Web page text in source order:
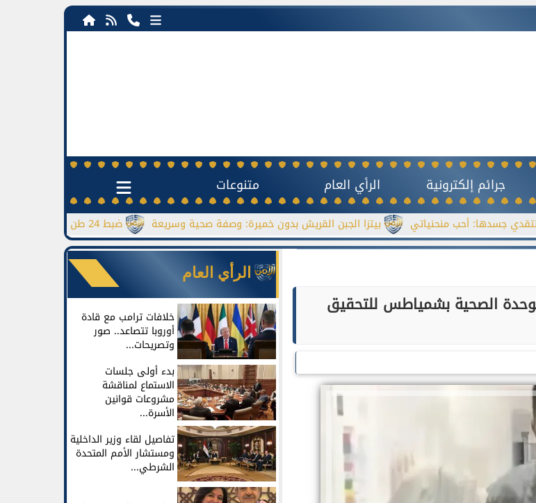
جرائم إلكترونية الرأي العام متنوعات
ضبط 24 طن دقيق مدعم قبل بيعها بالسوق السوداء بيتزا الجبن القريش بدون خميرة: وصفة صحية وسريعة أحب منحنياتي
الصحية بشمياطس للتحقيق
الرأي العام
خلافات ترامب مع قادة
أوروبا تتصاعد.. صور
وتصريحات...
بدء أولى جلسات
الاستماع لمناقشة
مشروعات قوانين
الأسرة...
تفاصيل لقاء وزير الداخلية
ومستشار الأمم المتحدة
الشرطي...